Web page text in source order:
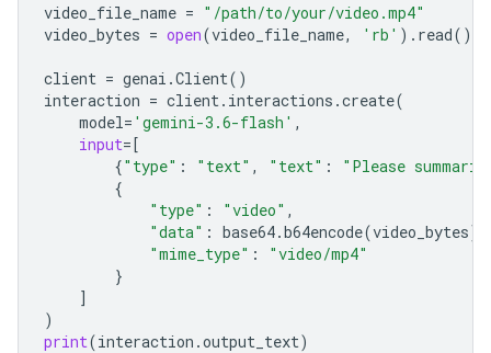
video_file_name = "/path/to/your/video.mp4"
video_bytes = open(video_file_name, 'rb' ) . read()
client = genai .Client()
interaction = client. interactions .create(
model= 'gemini-3.6-flash' ,
input=[
{"type" : "text" , "text" :
"Please
{
"type" : "video" ,
"data" : base64.b64encode(video_bytes)
"mime_type" :
"video/mp4"
}
]
)
print(interaction .output_text)